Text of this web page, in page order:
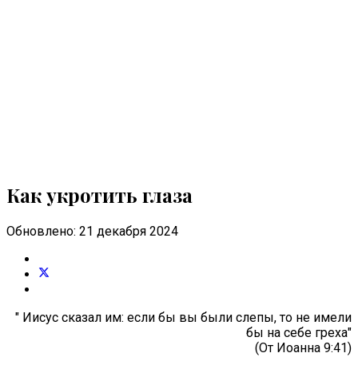
Как укротить глаза
Обновлено: 21 декабря 2024
" Иисус сказал им: если бы вы были слепы, то не имели
бы на себе греха"
(От Иоанна 9:41)